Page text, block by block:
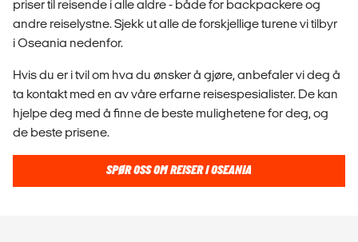
priser til reisende i alle aldre - både for backpackere og
andre reiselystne. Sjekk ut alle de forskjellige turene vi tilbyr
i Oseania nedenfor.
Hvis du er i tvil om hva du ønsker å gjøre, anbefaler vi deg å
ta kontakt med en av våre erfarne reisespesialister. De kan
hjelpe deg med å finne de beste mulighetene for deg, og
de beste prisene.
SPØR OSS OM REISER I OSEANIA